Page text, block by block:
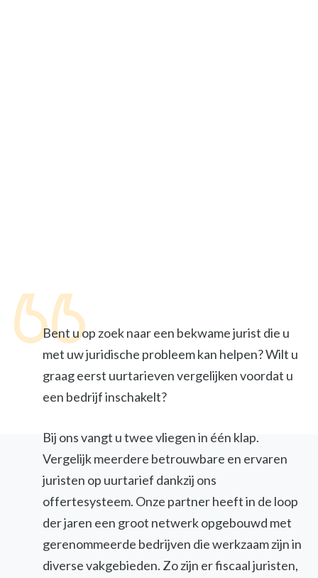
Bent u op zoek naar een bekwame jurist die u
met uw juridische probleem kan helpen? Wilt u
graag eerst uurtarieven vergelijken voordat u
een bedrijf inschakelt?
Bij ons vangt u twee vliegen in één klap.
Vergelijk meerdere betrouwbare en ervaren
juristen op uurtarief dankzij ons
offertesysteem. Onze partner heeft in de loop
der jaren een groot netwerk opgebouwd met
gerenommeerde bedrijven die werkzaam zijn in
diverse vakgebieden. Zo zijn er fiscaal juristen,